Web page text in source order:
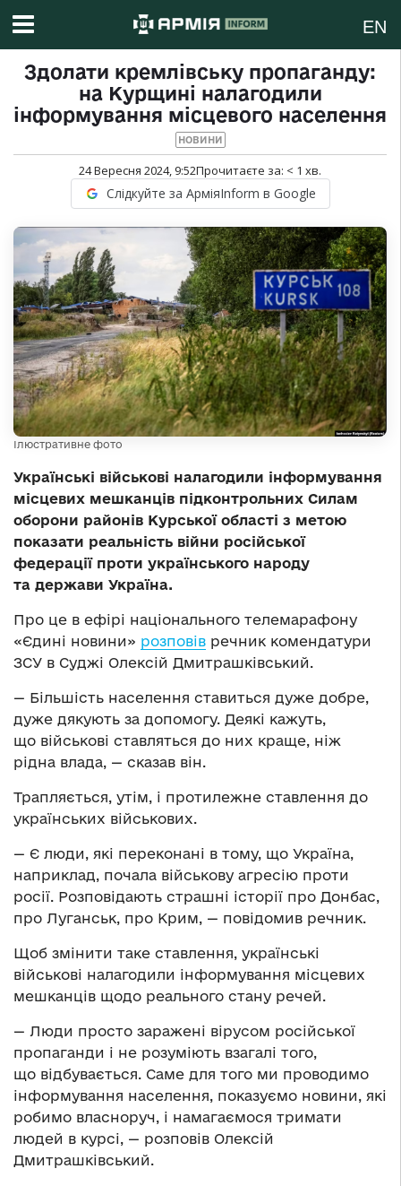
EN
Здолати кремлівську пропаганду:
на Курщині налагодили
інформування місцевого населення
НОВИНИ
24 Вересня 2024, 9:52Прочитаєте за: < 1 хв.
Слідкуйте за АрміяInform в Google
Ілюстративне фото
Українські військові налагодили інформування
місцевих мешканців підконтрольних Силам
оборони районів Курської області з метою
показати реальність війни російської
федерації проти українського народу
та держави Україна.
Про це в ефірі національного телемарафону
«Єдині новини» розповів речник комендатури
ЗСУ в Суджі Олексій Дмитрашківський.
— Більшість населення ставиться дуже добре,
дуже дякують за допомогу. Деякі кажуть,
що військові ставляться до них краще, ніж
рідна влада, — сказав він.
Трапляється, утім, і протилежне ставлення до
українських військових.
— Є люди, які переконані в тому, що Україна,
наприклад, почала військову агресію проти
росії. Розповідають страшні історії про Донбас,
про Луганськ, про Крим, — повідомив речник.
Щоб змінити таке ставлення, українські
військові налагодили інформування місцевих
мешканців щодо реального стану речей.
— Люди просто заражені вірусом російської
пропаганди і не розуміють взагалі того,
що відбувається. Саме для того ми проводимо
інформування населення, показуємо новини, які
робимо власноруч, і намагаємося тримати
людей в курсі, — розповів Олексій
Дмитрашківський.